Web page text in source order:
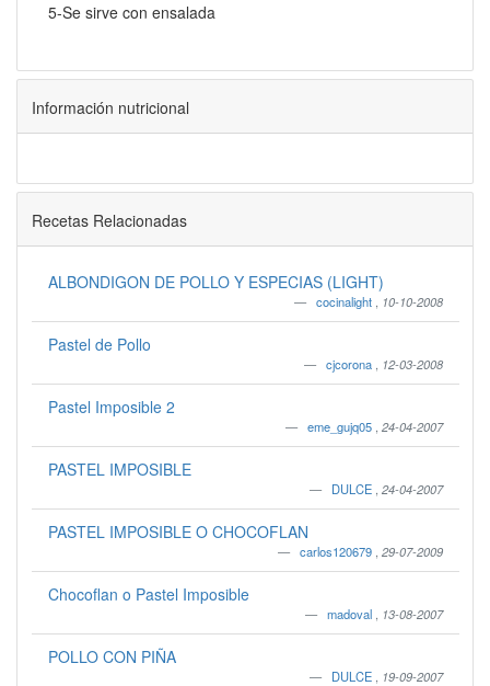
5-Se sirve con ensalada
Información nutricional
Recetas Relacionadas
ALBONDIGON DE POLLO Y ESPECIAS (LIGHT)
cocinalight 10-10-2008
Pastel de Pollo
cjcorona 12-03-2008
Pastel Imposible 2
eme_gujq05 24-04-2007
PASTEL IMPOSIBLE
DULCE 24-04-2007
PASTEL IMPOSIBLE O CHOCOFLAN
carlos120679 29-07-2009
Chocoflan o Pastel Imposible
madoval 13-08-2007
POLLO CON PIÑA
DULCE 19-09-2007